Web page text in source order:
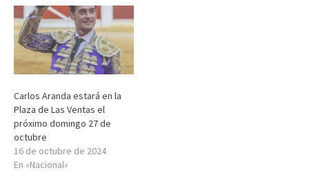
Carlos Aranda estará en la
Plaza de Las Ventas el
próximo domingo 27 de
octubre
16 de octubre de 2024
En «Nacional»